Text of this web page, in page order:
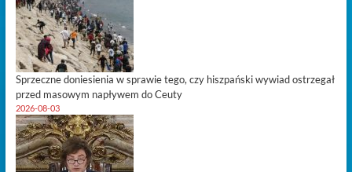
Sprzeczne doniesienia w sprawie tego, czy hiszpański wywiad ostrzegał
przed masowym napływem do Ceuty
2026-08-03